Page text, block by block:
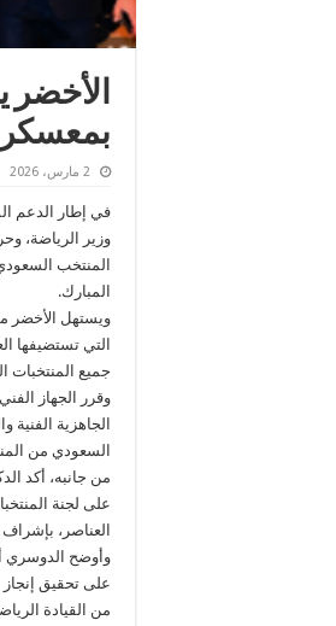
الأخضر
بمعسكر
2 مارس، 2026
في إطار الدعم
وزير الرياضة،
المنتخب
المبارك.
جميع المنتخبات
وقرر الجهاز
الجاهزية
السعودي من
من جانبه، أكد
على لجنة
العناصر، بإشراف
وأوضح الدوسري
على تحقيق
من القيادة